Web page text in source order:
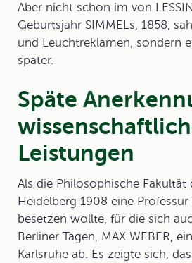
Aber nicht schon im von
Geburtsjahr SIMMELs, 1858,
und Leuchtreklamen, sondern
später.
Späte
Leistungen
Als die Philosophische Fakultät
Heidelberg 1908 eine Professur
besetzen wollte, für die sich
Berliner Tagen, MAX WEBER,
Karlsruhe ab. Es zeigte sich,